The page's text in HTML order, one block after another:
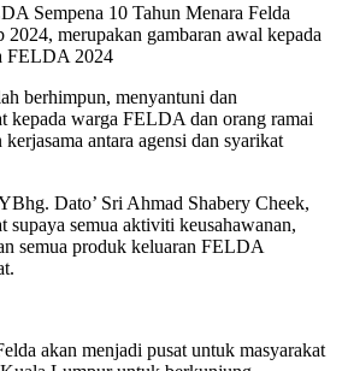
Sempena 10 Tahun Menara Felda
2024, merupakan gambaran awal kepada
FELDA 2024
berhimpun, menyantuni dan
kepada warga FELDA dan orang ramai
antara agensi dan syarikat
Dato’ Sri Ahmad Shabery Cheek,
supaya semua aktiviti keusahawanan,
semua produk keluaran FELDA
akan menjadi pusat untuk masyarakat